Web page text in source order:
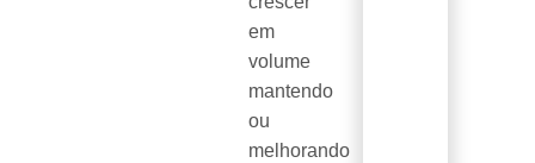
em
volume
mantendo
ou
melhorando